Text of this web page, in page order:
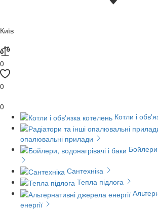
Київ
0
0
0
Котли і
опалювальні прилади
Сантехніка
Тепла підлога
енергії